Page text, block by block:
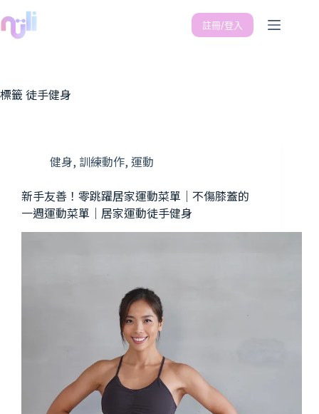
註冊/登入
標籤 徒手健身
健身, 訓練動作, 運動
新手友善！零跳躍居家運動菜單｜不傷膝蓋的
一週運動菜單｜居家運動徒手健身